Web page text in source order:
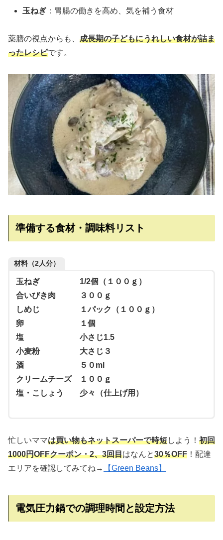
玉ねぎ ：胃腸の働きを高め、気を補う食材
薬膳の視点からも、 成長期の子どもにうれしい食材が詰ま
ったレシピです。
準備する食材・調味料リスト
材料（2人分）
玉ねぎ 1/2個（１００ｇ）
合いびき肉 ３００ｇ
しめじ １パック（１００ｇ）
卵 １個
塩 小さじ1.5
小麦粉 大さじ３
酒 ５０ml
クリームチーズ １００ｇ
塩・こしょう 少々（仕上げ用）
忙しいママは買い物もネットスーパーで時短しよう！ 初回
1000円OFFクーポン・2、3回目はなんと30％OFF ！配達
エリアを確認してみてね→
【Green Beans】
電気圧力鍋での調理時間と設定方法